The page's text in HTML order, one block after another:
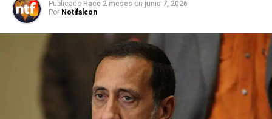
Publicado Hace 2 meses on junio 7, 2026
Por Notifalcon